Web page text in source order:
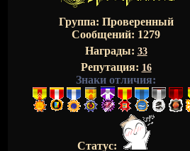
Группа: Проверенный
Сообщений: 1279
Награды: 33
Репутация: 16
Знаки отличия:
Статус: